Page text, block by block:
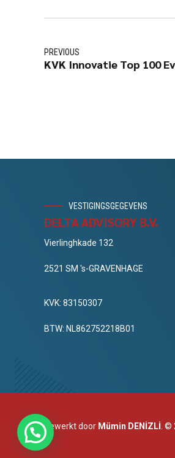
PREVIOUS
KVK Innovatie Top 100
VESTIGINGSGEGEVENS
DELTA ADVISORY B.V.
Vierlinghkade 132
2521 SM 's-GRAVENHAGE
KVK: 83150307
BTW: NL862752218B01
Bewerkt door Mümin DENİZLİ .